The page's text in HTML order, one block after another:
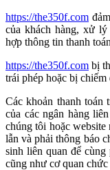
https://the350f.com
của khách hàng, xử
hợp thông tin thanh
https://the350f.com bị
trái phép hoặc bị
Các khoản thanh
của các ngân hàng
chúng tôi hoặc
lẫn và phải thông báo
sinh liên quan để
cũng như cơ quan